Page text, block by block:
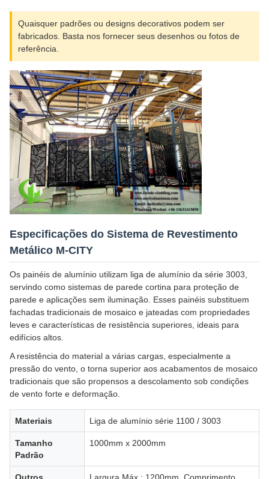
Quaisquer padrões ou designs decorativos podem ser
fabricados. Basta nos fornecer seus desenhos ou fotos de
referência.
Especificações do Sistema de Revestimento
Metálico M-CITY
Os painéis de alumínio utilizam liga de alumínio da série 3003,
servindo como sistemas de parede cortina para proteção de
parede e aplicações sem iluminação. Esses painéis substituem
fachadas tradicionais de mosaico e jateadas com propriedades
leves e características de resistência superiores, ideais para
edifícios altos.
A resistência do material a várias cargas, especialmente a
pressão do vento, o torna superior aos acabamentos de mosaico
tradicionais que são propensos a descolamento sob condições
de vento forte e deformação.
Materiais Liga de alumínio série 1100 / 3003
Tamanho
Padrão
1000mm x 2000mm